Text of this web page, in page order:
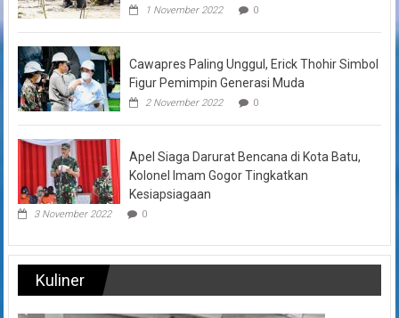
1 November 2022 0
Cawapres Paling Unggul, Erick Thohir Simbol
Figur Pemimpin Generasi Muda
2 November 2022 0
Apel Siaga Darurat Bencana di Kota Batu,
Kolonel Imam Gogor Tingkatkan
Kesiapsiagaan
3 November 2022 0
Kuliner